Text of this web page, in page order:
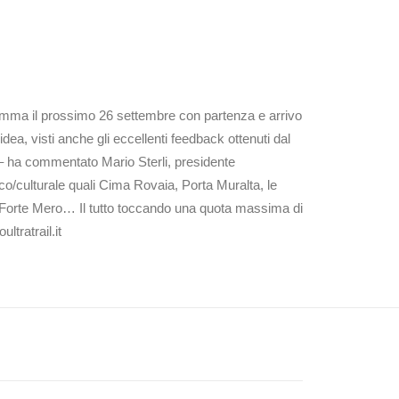
il prossimo 26 settembre con partenza e arrivo
visti anche gli eccellenti feedback ottenuti dal
ha commentato Mario Sterli, presidente
culturale quali Cima Rovaia, Porta Muralta, le
Mero… Il tutto toccando una quota massima di